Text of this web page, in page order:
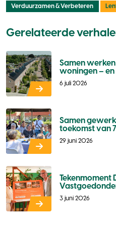
Verduurzamen & Verbeteren
Gerelateerde
Samen
woningen –
6 juli 2026
Samen
toekomst van
29 juni 2026
Tekenmoment
3 juni 2026